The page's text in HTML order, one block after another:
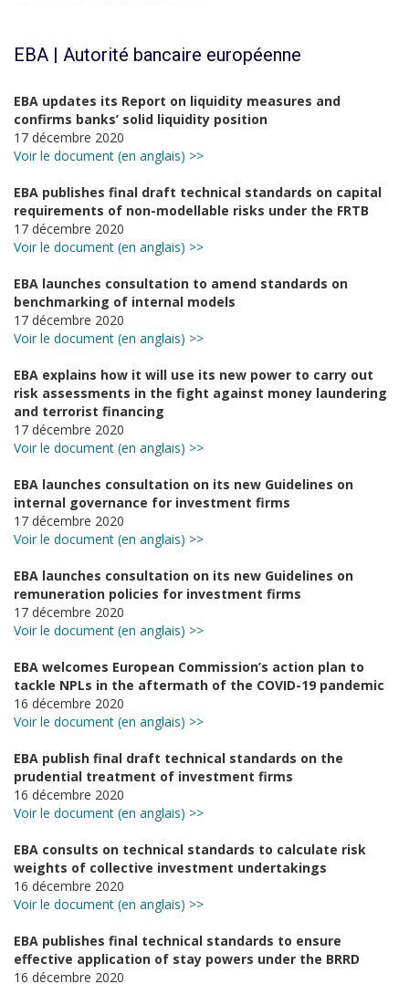
EBA | Autorité bancaire européenne
EBA updates its Report on liquidity measures and
confirms banks’ solid liquidity position
17 décembre 2020
Voir le document (en anglais) >>
EBA publishes final draft technical standards on capital
requirements of non-modellable risks under the FRTB
17 décembre 2020
Voir le document (en anglais) >>
EBA launches consultation to amend standards on
benchmarking of internal models
17 décembre 2020
Voir le document (en anglais) >>
EBA explains how it will use its new power to carry out
risk assessments in the fight against money laundering
and terrorist financing
17 décembre 2020
Voir le document (en anglais) >>
EBA launches consultation on its new Guidelines on
internal governance for investment firms
17 décembre 2020
Voir le document (en anglais) >>
EBA launches consultation on its new Guidelines on
remuneration policies for investment firms
17 décembre 2020
Voir le document (en anglais) >>
EBA welcomes European Commission’s action plan to
tackle NPLs in the aftermath of the COVID-19 pandemic
16 décembre 2020
Voir le document (en anglais) >>
EBA publish final draft technical standards on the
prudential treatment of investment firms
16 décembre 2020
Voir le document (en anglais) >>
EBA consults on technical standards to calculate risk
weights of collective investment undertakings
16 décembre 2020
Voir le document (en anglais) >>
EBA publishes final technical standards to ensure
effective application of stay powers under the BRRD
16 décembre 2020